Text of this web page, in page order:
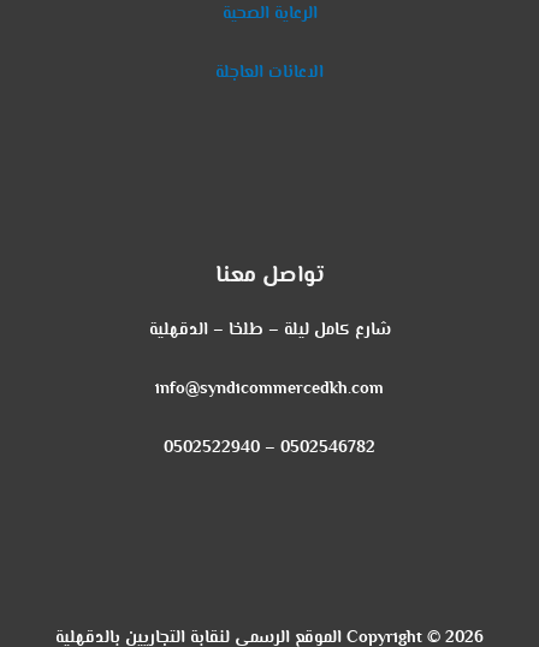
الرعاية الصحية
الاعانات العاجلة
تواصل معنا
شارع كامل ليلة – طلخا – الدقهلية
info@syndicommercedkh.com
0502546782 – 0502522940
Copyright © 2026 الموقع الرسمي لنقابة التجاريين بالدقهلية